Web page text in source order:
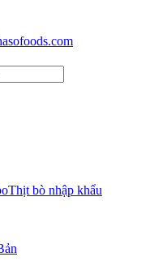
Thịt bò nhập khẩu